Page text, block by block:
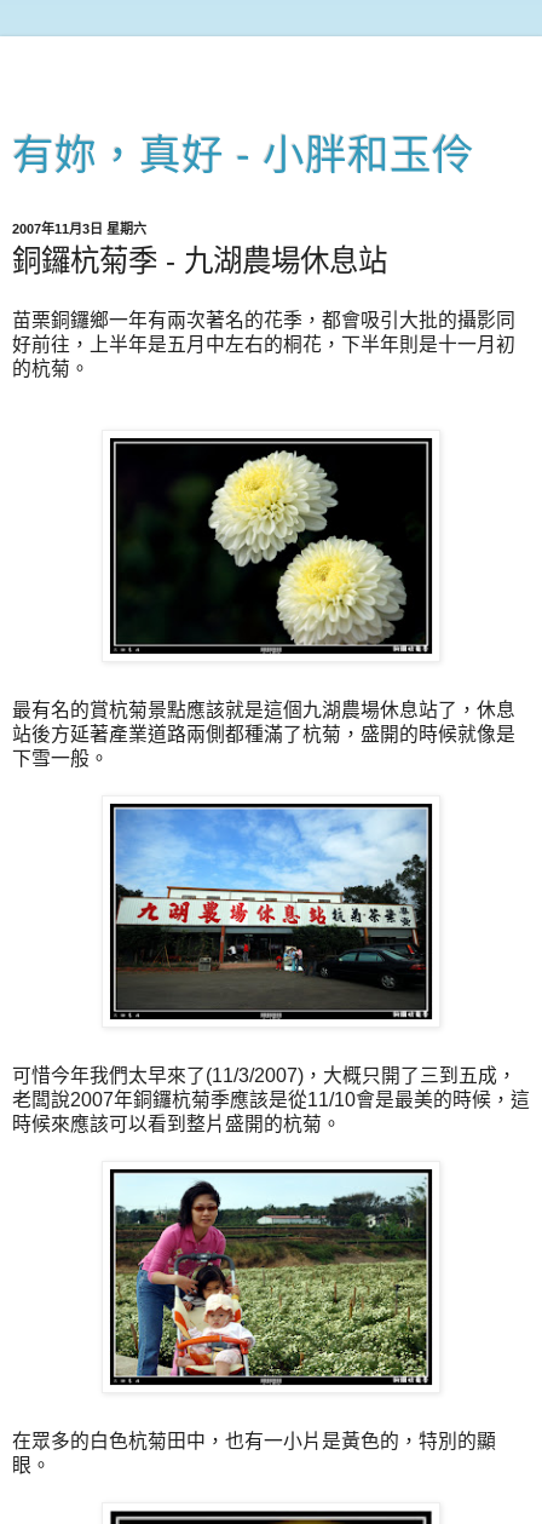
有妳，真好 - 小胖和玉伶
2007年11月3日 星期六
銅鑼杭菊季 - 九湖農場休息站
苗栗銅鑼鄉一年有兩次著名的花季，都會吸引大批的攝影同
好前往，上半年是五月中左右的桐花，下半年則是十一月初
的杭菊。
最有名的賞杭菊景點應該就是這個九湖農場休息站了，休息
站後方延著產業道路兩側都種滿了杭菊，盛開的時候就像是
下雪一般。
可惜今年我們太早來了(11/3/2007)，大概只開了三到五成，
老闆說2007年銅鑼杭菊季應該是從11/10會是最美的時候，這
時候來應該可以看到整片盛開的杭菊。
在眾多的白色杭菊田中，也有一小片是黃色的，特別的顯
眼。